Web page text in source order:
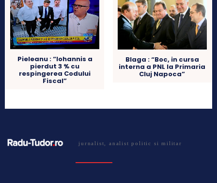
Pieleanu : “Iohannis a
pierdut 3 % cu
respingerea Codului
Fiscal”
Blaga : “Boc, in cursa
interna a PNL la Primaria
Cluj Napoca”
jurnalist, analist politic si militar